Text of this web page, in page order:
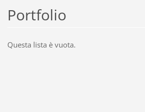
Portfolio
Questa lista è vuota.